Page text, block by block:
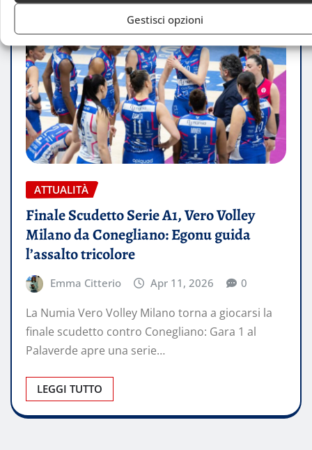
Gestisci opzioni
ATTUALITÀ
Finale Scudetto Serie A1, Vero Volley
Milano da Conegliano: Egonu guida
l’assalto tricolore
Emma Citterio Apr 11, 2026 0
La Numia Vero Volley Milano torna a giocarsi la
finale scudetto contro Conegliano: Gara 1 al
Palaverde apre una serie…
LEGGI TUTTO